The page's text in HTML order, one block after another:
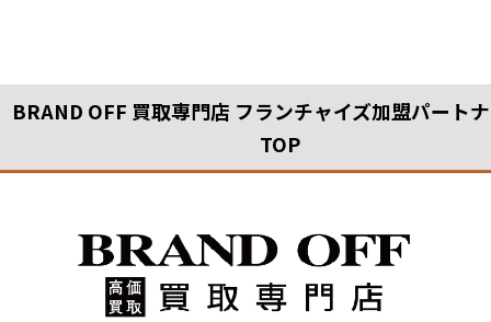
BRAND OFF 買取専門店 フランチャイズ加盟パート
TOP